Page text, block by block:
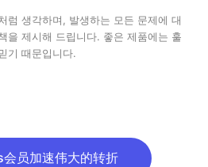
럼 생각하며, 발생하는 모든 문제에 대
을 제시해 드립니다. 좋은 제품에는 훌
기 때문입니다.
员加速伟大的转折